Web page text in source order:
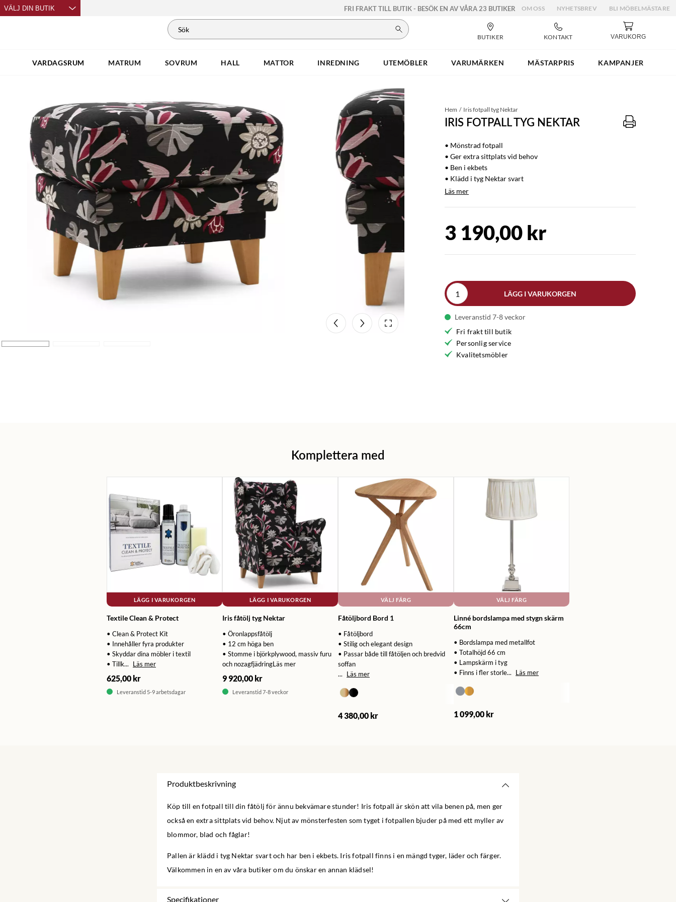
VÄLJ DIN BUTIK FRI FRAKT TILL BUTIK - BESÖK EN AV VÅRA 23 BUTIKER OM OSS NYHETSBREV BLI MÖBELMÄSTARE
BUTIKER KONTAKT VARUKORG
VARDAGSRUM MATRUM SOVRUM HALL MATTOR INREDNING UTEMÖBLER VARUMÄRKEN MÄSTARPRIS KAMPANJER
Hem Iris fotpall tyg Nektar
IRIS FOTPALL TYG NEKTAR
• Mönstrad fotpall
• Ger extra sittplats vid behov
• Ben i ekbets
• Klädd i tyg Nektar svart
Läs mer
3 190,00 kr
LÄGG I VARUKORGEN
Leveranstid 7-8 veckor
Fri frakt till butik
Personlig service
Kvalitetsmöbler
Komplettera med
LÄGG I VARUKORGEN
Textile Clean & Protect
• Clean & Protect Kit
• Innehåller fyra produkter
• Skyddar dina möbler i textil
• Tillk...
Läs mer
625,00 kr
Leveranstid 5-9 arbetsdagar
LÄGG I VARUKORGEN
Iris fåtölj tyg Nektar
• Öronlappsfåtölj
• 12 cm höga ben
• Stomme i björkplywood, massiv furu
och nozagfjädringLäs mer
9 920,00 kr
Leveranstid 7-8 veckor
VÄLJ FÄRG
Fåtöljbord Bord 1
• Fåtöljbord
• Stilig och elegant design
• Passar både till fåtöljen och bredvid
soffan
...
Läs mer
4 380,00 kr
VÄLJ FÄRG
Linné bordslampa med stygn skärm
66cm
• Bordslampa med metallfot
• Totalhöjd 66 cm
• Lampskärm i tyg
• Finns i fler storle...
Läs mer
1 099,00 kr
Produktbeskrivning
Köp till en fotpall till din fåtölj för ännu bekvämare stunder! Iris fotpall är skön att vila benen på, men ger
också en extra sittplats vid behov. Njut av mönsterfesten som tyget i fotpallen bjuder på med ett myller av
blommor, blad och fåglar!
Pallen är klädd i tyg Nektar svart och har ben i ekbets. Iris fotpall finns i en mängd tyger, läder och färger.
Välkommen in en av våra butiker om du önskar en annan klädsel!
Specifikationer